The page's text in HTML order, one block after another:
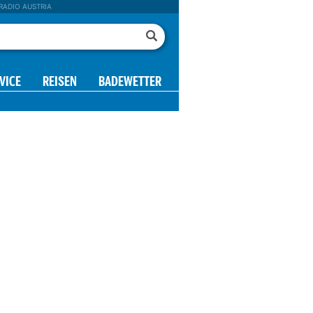
RADIO AUSTRIA
REISEN BADEWETTER